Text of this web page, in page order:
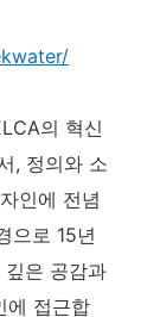
의 혁신
, 정의와 소
인에 전념
으로 15년
은 공감과
에 접근합